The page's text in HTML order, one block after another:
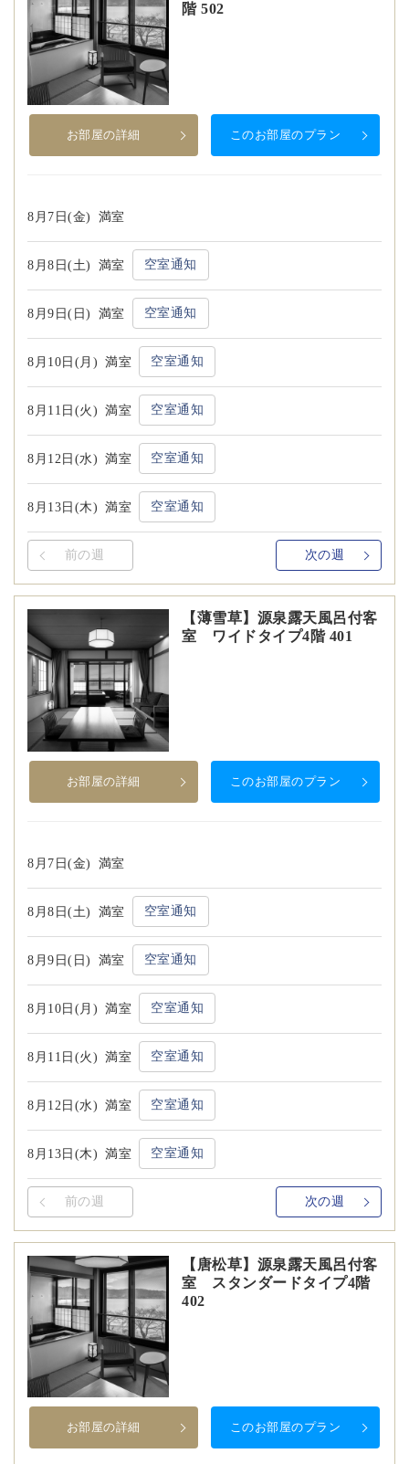
階 502
お部屋の詳細 このお部屋のプラン
8月7日(金) 満室
8月8日(土) 満室 空室通知
8月9日(日) 満室 空室通知
8月10日(月) 満室 空室通知
8月11日(火) 満室 空室通知
8月12日(水) 満室 空室通知
8月13日(木) 満室 空室通知
前の週 次の週
【薄雪草】源泉露天風呂付客
室 ワイドタイプ4階 401
お部屋の詳細 このお部屋のプラン
8月7日(金) 満室
8月8日(土) 満室 空室通知
8月9日(日) 満室 空室通知
8月10日(月) 満室 空室通知
8月11日(火) 満室 空室通知
8月12日(水) 満室 空室通知
8月13日(木) 満室 空室通知
前の週 次の週
【唐松草】源泉露天風呂付客
室 スタンダードタイプ4階
402
お部屋の詳細 このお部屋のプラン